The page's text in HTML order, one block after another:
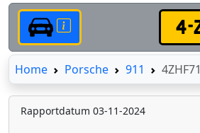
HomeHomePorsche 911 4ZHF71
Rapportdatum 03-11-2024